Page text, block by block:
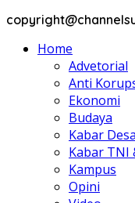
Home
Advetorial
Anti
Ekonomi
Budaya
Kabar Desa
Kabar TNI
Kampus
Opini